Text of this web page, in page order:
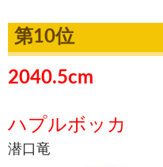
第10位
2040.5cm
ハプルボッカ
潜口竜